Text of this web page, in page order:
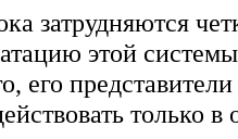
затрудняются
этой
его
только